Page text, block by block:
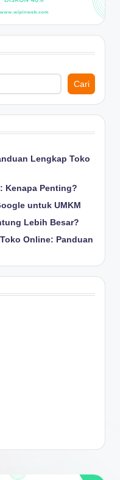
Cari
Lengkap Toko
Kenapa Penting?
untuk UMKM
Lebih Besar?
Online: Panduan